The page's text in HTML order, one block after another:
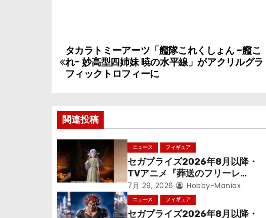
投
稿
ビ
ゲ
ー
シ
ョ
タカラトミーアーツ「艦隊これくしょん -艦こ
れ- 妙高型四姉妹 暁の水平線」がアクリルグラ
フィックトロフィーに
関連投稿
ニュース フィギュア
セガプライズ2026年8月以降・
TVアニメ『葬送のフリーレ
ン』鉱山で300年働くことにな
っっちゃった「フリーレン」を
立体化！
7月 29, 2026 Hobby-Maniax
ニュース フィギュア
セガプライズ2026年8月以降・